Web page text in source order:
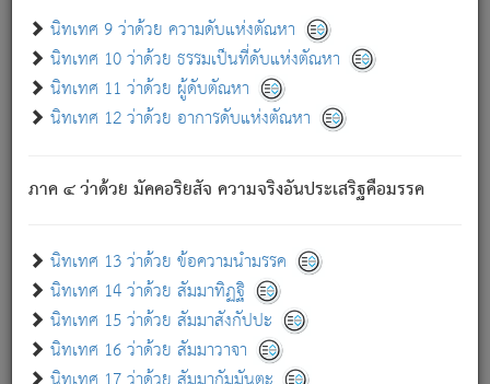
นิทเทศ 9 ว่าด้วย ความดับแห่งตัณหา
นิทเทศ 10 ว่าด้วย ธรรมเป็นที่ดับแห่งตัณหา
นิทเทศ 11 ว่าด้วย ผู้ดับตัณหา
นิทเทศ 12 ว่าด้วย อาการดับแห่งตัณหา
ภาค ๔ ว่าด้วย มัคคอริยสัจ ความจริงอันประเสริฐคือมรรค
นิทเทศ 13 ว่าด้วย ข้อความนำมรรค
นิทเทศ 14 ว่าด้วย สัมมาทิฏฐิ
นิทเทศ 15 ว่าด้วย สัมมาสังกัปปะ
นิทเทศ 16 ว่าด้วย สัมมาวาจา
- อุ.ขุ. ๒๕/๑๒๑/๘๔.
(ข้อความนี้ เป็นพระพุทธอุทานที่ทรงเปล่งออก ที่โคนต้นโพธิ์
เป็นที่ตรัสรู้ เมื่อตรัสรู้แล้วได้ 7 วัน)
เกี่ยวกับธรรมโฆษณ์ออนไลน์ (Disclaimer)
แม้ระบบ "ธรรมโฆษณ์ออนไลน์" พยายามปรับปรุงข้อมูลให้ถูกต้องมากที่สุด
ผู้ศึกษาก็พึงตรวจสอบกับตัวเล่มหนังสือต้นฉบับ ที่มีการพิมพ์ครั้งล่าสุด
ก่อนนำข้อมูลไปใช้ในการอ้างอิง"
เกี่ยวกับอัตถจารี|เกี่ยวกับการพัฒนา|แจ้งข้อผิดพลาด / แนะนำ